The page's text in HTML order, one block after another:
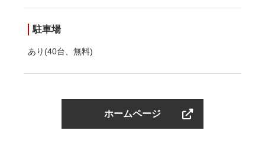
駐車場
あり(40台、無料)
ホームページ